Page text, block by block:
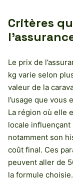
Critères
Le prix de
kg varie selon
valeur de la
l’usage que vous
La région où elle
locale influençant
notamment son
coût final. Ces
peuvent aller de
la formule choisie.